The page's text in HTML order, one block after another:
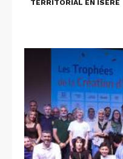
TERRITORIAL EN ISÈRE